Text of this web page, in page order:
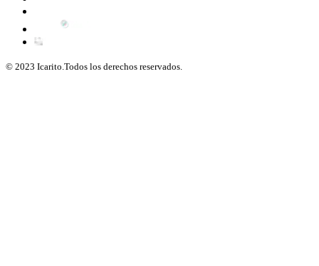
© 2023 Icarito.Todos los derechos reservados.